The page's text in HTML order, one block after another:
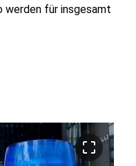
werden für insgesamt
crop_free